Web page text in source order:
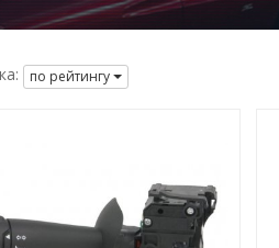
по рейтингу